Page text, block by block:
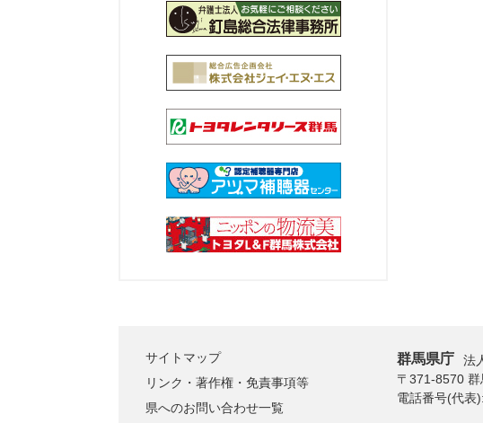
サイトマップ
リンク・著作権・免責事項等
県へのお問い合わせ一覧
群馬県庁
法
〒371-8570
電話番号(代表):